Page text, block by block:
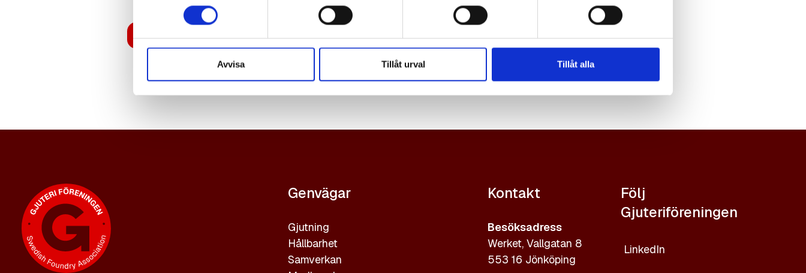
Avvisa Tillåt urval Tillåt alla
Logga in
Genvägar
Gjutning
Hållbarhet
Samverkan
Kontakt
Besöksadress
Werket, Vallgatan 8
553 16 Jönköping
Följ
Gjuteriföreningen
LinkedIn